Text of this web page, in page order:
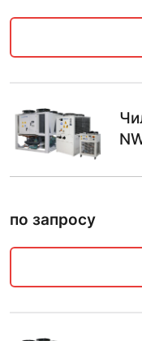
по запросу